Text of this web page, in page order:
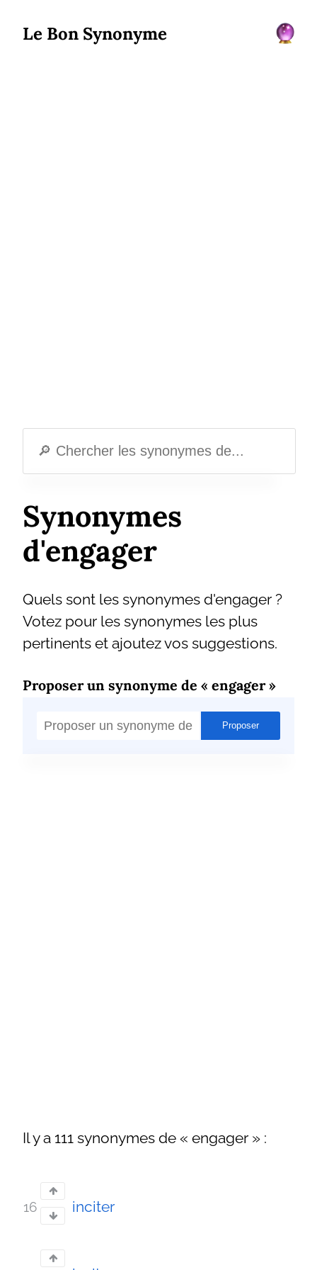
Le Bon Synonyme
Synonymes
d'engager
Quels sont les synonymes d'engager ?
Votez pour les synonymes les plus
pertinents et ajoutez vos suggestions.
Proposer un synonyme de « engager »
Il y a 111 synonymes de « engager » :
16 inciter